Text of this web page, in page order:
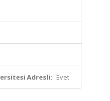
Adresli: Evet